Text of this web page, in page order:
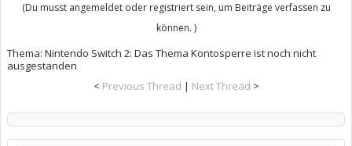
(Du musst angemeldet oder registriert sein, um Beiträge verfassen zu
können. )
Thema: Nintendo Switch 2: Das Thema Kontosperre ist noch nicht
ausgestanden
< Previous Thread | Next Thread >